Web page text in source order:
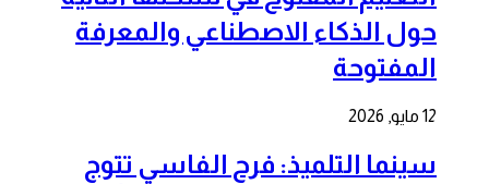
حول الذكاء الاصطناعي والمعرفة
المفتوحة
12 مايو, 2026
سينما التلميذ: فرح الفاسي تتوج